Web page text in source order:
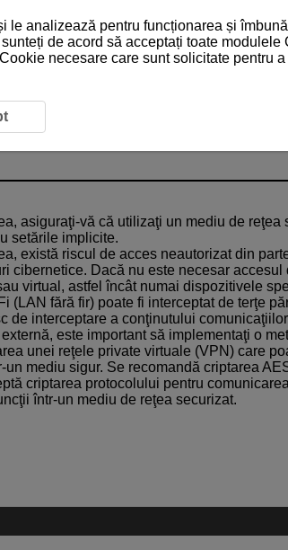
asiguraţi-vă că utilizaţi un mediu de reţea
setările implicite.
există riscul de acces neautorizat din
cibernetice. Dacă nu este necesar accesul
virtual, astfel încât numai dispozitivele
(LAN fără fir) poate fi interceptat de terţe
de interceptare a conţinutului
este important să implementaţi o
unei reţele private virtuale (VPN) care
un mediu sigur. Se recomandă criptarea
criptarea protocolului pentru
într-un mediu de reţea securizat.
le analizează pentru funcționarea și
sunteți de acord să acceptați toate
necesare care sunt solicitate pentru